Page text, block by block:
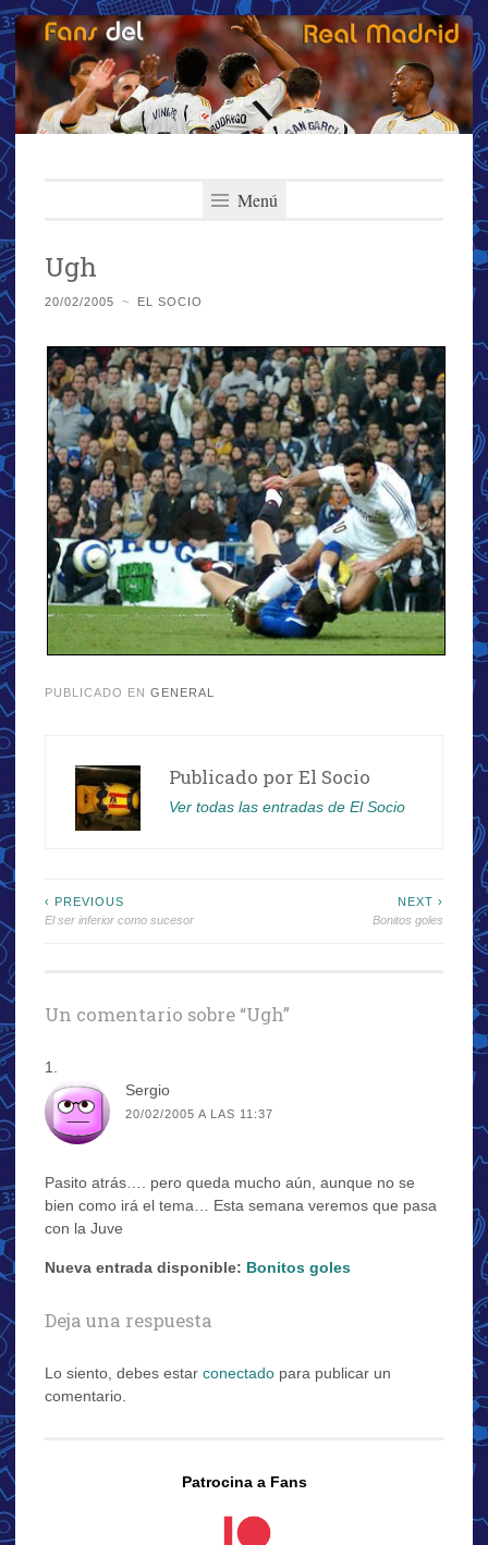
Menú
Ugh
20/02/2005 ~ EL SOCIO
PUBLICADO EN GENERAL
Publicado por El Socio
Ver todas las entradas de El Socio
Navegación
‹ PREVIOUS
El ser inferior como sucesor
NEXT ›
Bonitos goles
Un comentario sobre “Ugh”
Sergio
20/02/2005 A LAS 11:37
Pasito atrás…. pero queda mucho aún, aunque no se
bien como irá el tema… Esta semana veremos que pasa
con la Juve
Nueva entrada disponible: Bonitos goles
Deja una respuesta
Lo siento, debes estar conectado para publicar un
comentario.
Patrocina a Fans